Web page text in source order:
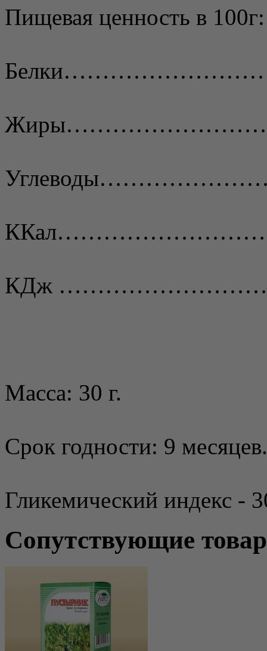
Пищевая ценность в 100г:
КДж
Масса: 30 г.
Срок годности: 9 месяцев.
Гликемический индекс -
Сопутствующие